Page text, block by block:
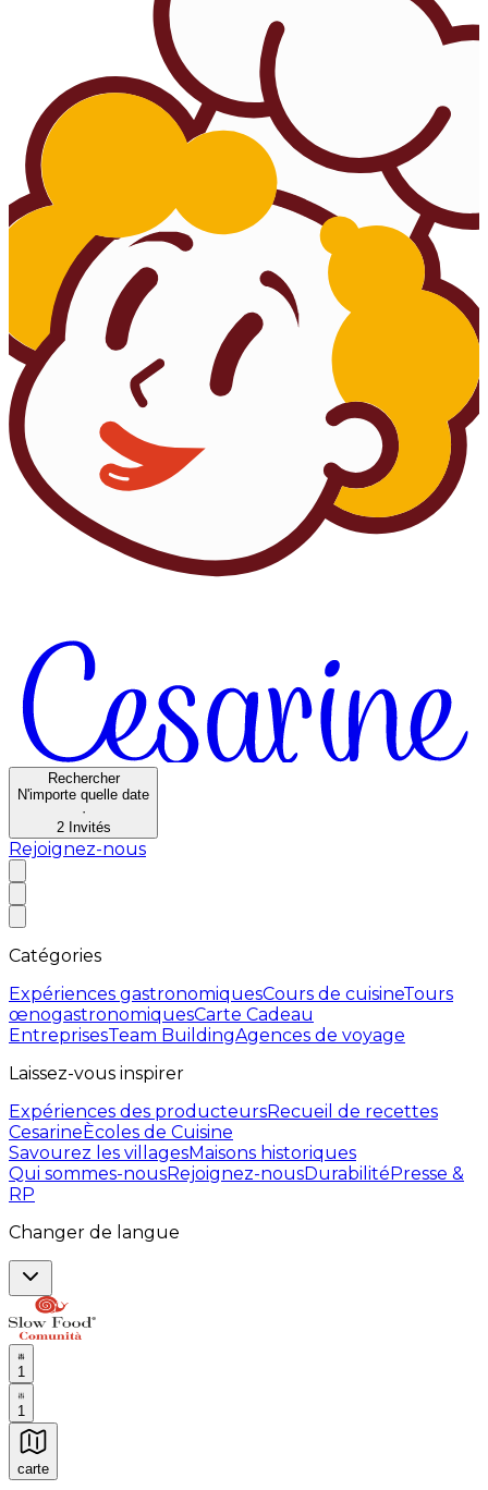
Rechercher
N'importe quelle date
·
2 Invités
Rejoignez-nous
Catégories
Expériences gastronomiquesCours de cuisineTours
œnogastronomiquesCarte Cadeau
EntreprisesTeam BuildingAgences de voyage
Laissez-vous inspirer
Expériences des producteursRecueil de recettes
CesarineÈcoles de Cuisine
Savourez les villagesMaisons historiques
Qui sommes-nousRejoignez-nousDurabilitéPresse &
RP
Changer de langue
1
1
carte